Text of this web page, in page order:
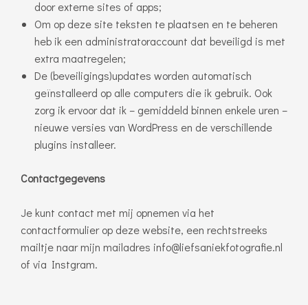
door externe sites of apps;
Om op deze site teksten te plaatsen en te beheren
heb ik een administratoraccount dat beveiligd is met
extra maatregelen;
De (beveiligings)updates worden automatisch
geïnstalleerd op alle computers die ik gebruik. Ook
zorg ik ervoor dat ik – gemiddeld binnen enkele uren –
nieuwe versies van WordPress en de verschillende
plugins installeer.
Contactgegevens
Je kunt contact met mij opnemen via het
contactformulierop deze website, een rechtstreeks
mailtje naar mijn mailadres info@liefsaniekfotografie.nl
of via Instgram.